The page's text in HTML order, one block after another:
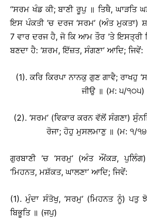
‘‘ਸਰਮ ਖੰਡ ਕੀ; ਬਾਣੀ ਰੂਪੁ ॥ ਤਿਥੈ, ਘਾੜਤਿ
ਇਸ ਪੰਕਤੀ ’ਚ ਦਰਜ ‘ਸਰਮ’ (ਅੰਤ ਮੁਕਤਾ)
7 ਵਾਰ ਦਰਜ ਹੈ, ਜੋ ਕਿ ਆਮ ਤੌਰ ’ਤੇ
ਬਣਦਾ ਹੈ: ‘ਸ਼ਰਮ, ਇੱਜ਼ਤ, ਸੰਗਣਾ’ ਆਦਿ; ਜਿਵੇਂ:
(1). ਕਰਿ ਕਿਰਪਾ ਨਾਨਕੁ ਗੁਣ ਗਾਵੈ; ਰਾਖਹੁ
ਜੀਉ ॥ (ਮ: ੫/੧੦੫)
(2). ‘ਸਰਮ’ (ਵਿਕਾਰ ਕਰਨ ਵੱਲੋਂ ਸੰਗਣਾ)
ਰੋਜਾ; ਹੋਹੁ ਮੁਸਲਮਾਣੁ ॥ (ਮ: ੧/
ਗੁਰਬਾਣੀ ’ਚ ‘ਸਰਮੁ’ (ਅੰਤ ਔਂਕੜ,
‘ਮਿਹਨਤ, ਮਸ਼ੱਕਤ, ਘਾਲਣਾ’ ਆਦਿ; ਜਿਵੇਂ:
(1). ਮੁੰਦਾ ਸੰਤੋਖੁ, ‘ਸਰਮੁ’ (ਮਿਹਨਤ ਨੂੰ) ਪਤੁ
ਬਿਭੂਤਿ ॥ (ਜਪੁ)